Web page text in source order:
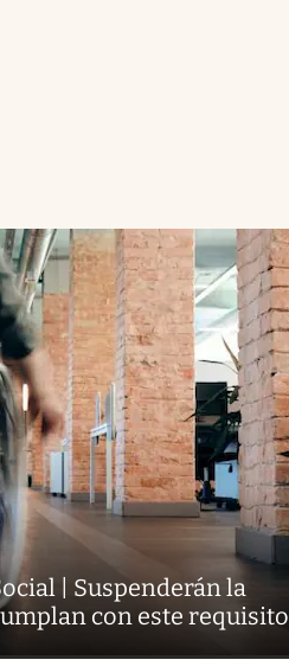
| Suspenderán la
con este requisito